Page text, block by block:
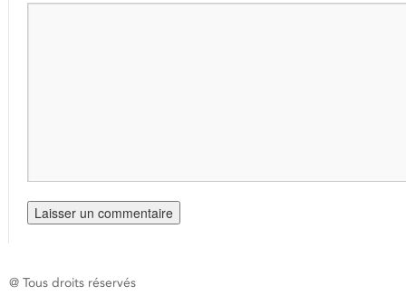
@ Tous droits réservés